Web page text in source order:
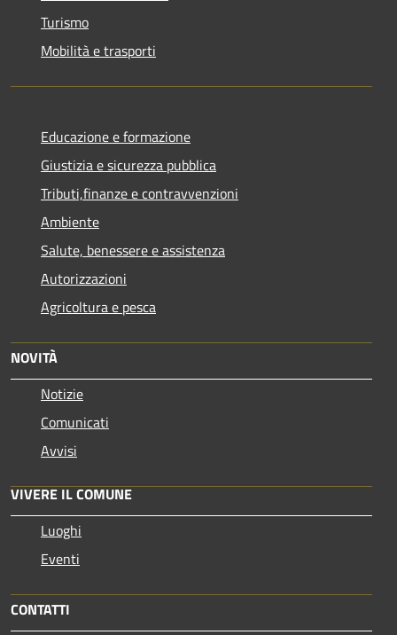
Turismo
Mobilità e trasporti
Educazione e formazione
Giustizia e sicurezza pubblica
Tributi,finanze e contravvenzioni
Ambiente
Salute, benessere e assistenza
Autorizzazioni
Agricoltura e pesca
NOVITÀ
Notizie
Comunicati
Avvisi
VIVERE IL COMUNE
Luoghi
Eventi
CONTATTI